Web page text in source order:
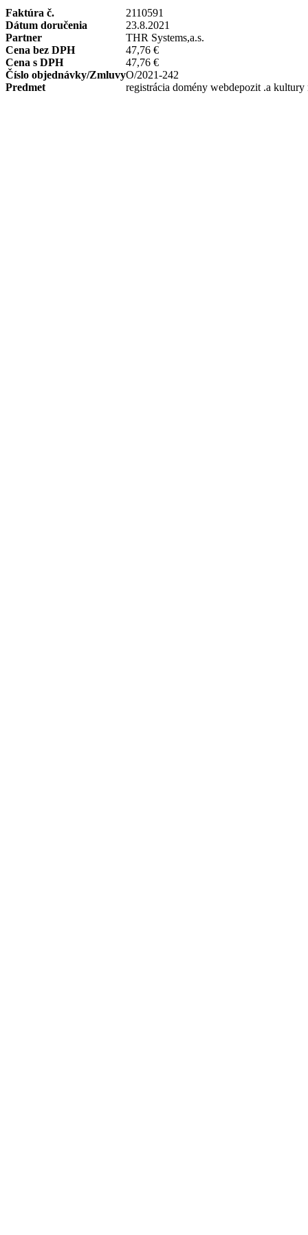
Faktúra č.
2110591
Dátum doručenia
23.8.2021
Partner
THR Systems,a.s.
Cena bez DPH
47,76 €
Cena s DPH
47,76 €
Číslo objednávky/ZmluvyO/2021-242
Predmet
registrácia domény webdepozit .a kultury